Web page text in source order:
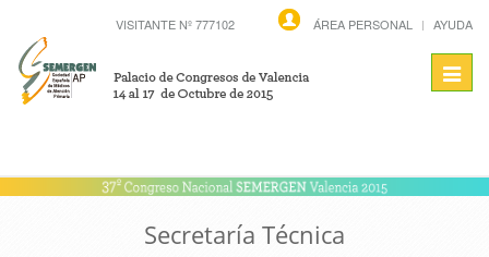
ÁREA PERSONAL AYUDA
VISITANTE Nº 777102
Secretaría Técnica